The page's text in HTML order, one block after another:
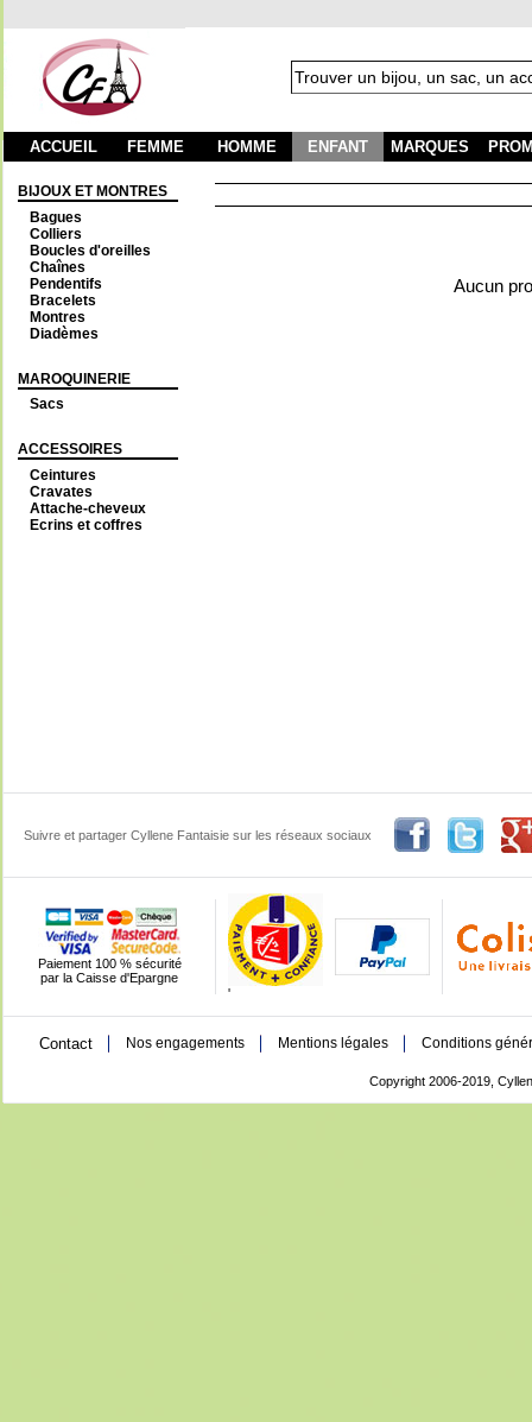
ACCUEIL FEMME HOMME ENFANT MARQUES
BIJOUX ET MONTRES
Bagues
Colliers
Boucles d'oreilles
Chaînes
Pendentifs
Bracelets
Montres
Diadèmes
MAROQUINERIE
Sacs
ACCESSOIRES
Ceintures
Cravates
Attache-cheveux
Ecrins et coffres
Aucun
Suivre et partager Cyllene Fantaisie sur les réseaux sociaux
Paiement 100 % sécurité
par la Caisse d'Epargne
'
Contact Nos engagements Mentions légales Conditions
Copyright 2006-2019,